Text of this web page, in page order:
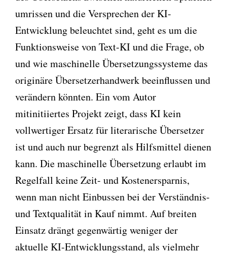
umrissen und die Versprechen der KI-
Entwicklung beleuchtet sind, geht es um die
Funktionsweise von Text-KI und die Frage, ob
und wie maschinelle Übersetzungssysteme das
originäre Übersetzerhandwerk beeinflussen und
verändern könnten. Ein vom Autor
mitinitiiertes Projekt zeigt, dass KI kein
vollwertiger Ersatz für literarische Übersetzer
ist und auch nur begrenzt als Hilfsmittel dienen
kann. Die maschinelle Übersetzung erlaubt im
Regelfall keine Zeit- und Kostenersparnis,
wenn man nicht Einbussen bei der Verständnis-
und Textqualität in Kauf nimmt. Auf breiten
Einsatz drängt gegenwärtig weniger der
aktuelle KI-Entwicklungsstand, als vielmehr